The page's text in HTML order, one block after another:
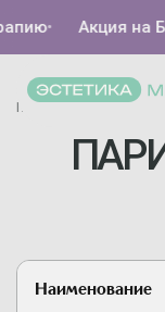
• Акция на
Главная Каталог
Наименование